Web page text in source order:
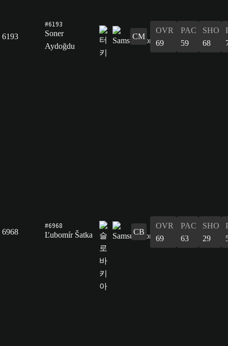
6193
#6193
Soner
Aydoğdu
CM
OVR
69
PAC
59
SHO
68
6968
#6968
Ľubomír Šatka
CB
OVR
69
PAC
63
SHO
29